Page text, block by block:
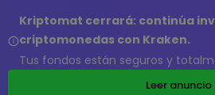
Kriptomat cerrará: continúa
criptomonedas con Kraken.
Tus fondos están seguros y
Leer anuncio